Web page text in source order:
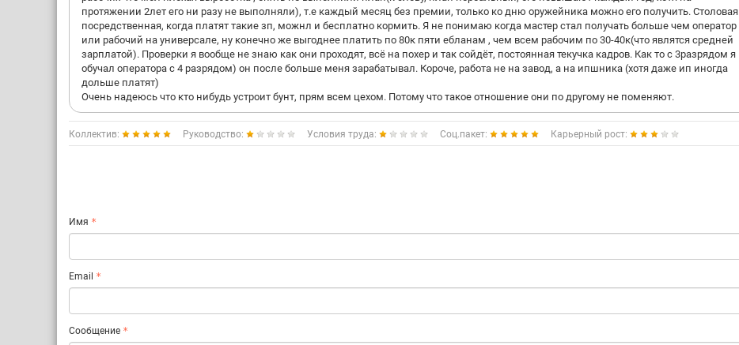
протяжении 2лет его ни разу не выполняли), т.е каждый месяц без премии, только ко дню оружейника можно его получить. Столовая
посредственная, когда платят такие зп, можнл и бесплатно кормить. Я не понимаю когда мастер стал получать больше чем оператор
или рабочий на универсале, ну конечно же выгоднее платить по 80к пяти ебланам , чем всем рабочим по 30-40к(что являтся средней
зарплатой). Проверки я вообще не знаю как они проходят, всё на похер и так сойдёт, постоянная текучка кадров. Как то с 3разрядом я
обучал оператора с 4 разрядом) он после больше меня зарабатывал. Короче, работа не на завод, а на ипшника (хотя даже ип иногда
дольше платят)
Очень надеюсь что кто нибудь устроит бунт, прям всем цехом. Потому что такое отношение они по другому не поменяют.
Коллектив: Руководство: Условия труда: Соц.пакет: Карьерный рост:
Имя
Email
Сообщение